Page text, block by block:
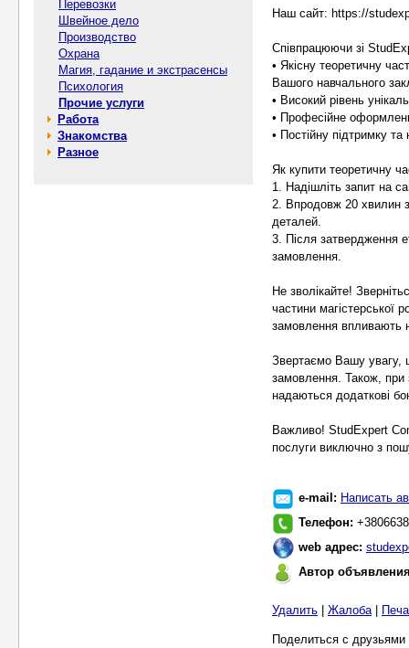
Перевозки
Швейное дело
Производство
Охрана
Магия, гадание и экстрасенсы
Психология
Прочие услуги
Работа
Знакомства
Разное
Наш сайт: https://
Співпрацюючи зі
• Якісну теоретичну
Вашого навчального
• Високий рівень
• Професійне
• Постійну підтримку
Як купити теоретичну
1. Надішліть запит на
2. Впродовж 20 хвилин
деталей.
3. Після затвердження
замовлення.
Не зволікайте!
частини магістерської
замовлення впливають
Звертаємо Вашу увагу,
замовлення. Також, при
надаються додаткові
Важливо! StudExpert
послуги виключно з
e-mail: Написать
Телефон:
web адрес:
Автор
Удалить Жалоба|
Поделиться с